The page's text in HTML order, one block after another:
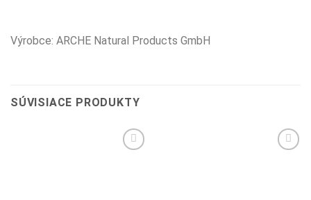
Výrobce: ARCHE Natural Products GmbH
SÚVISIACE PRODUKTY